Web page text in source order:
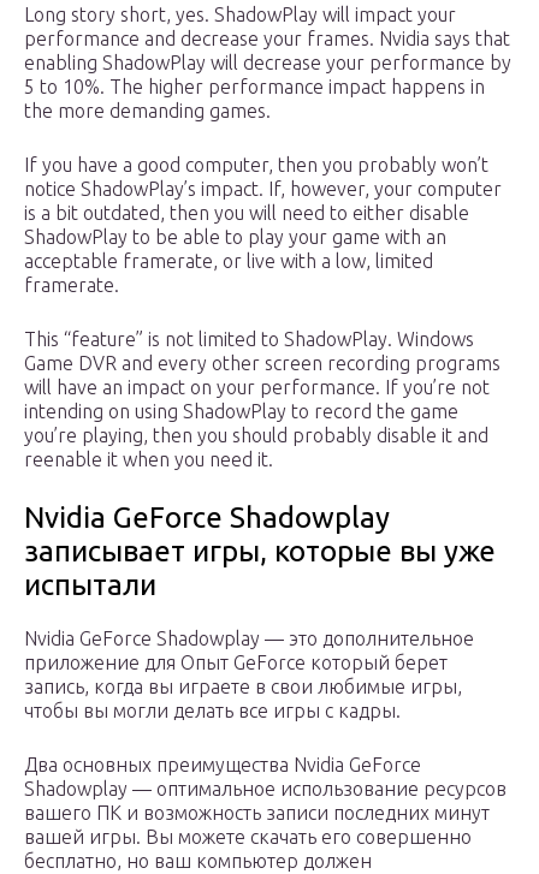
Long story short, yes. ShadowPlay will impact your
performance and decrease your frames. Nvidia says that
enabling ShadowPlay will decrease your performance by
5 to 10%. The higher performance impact happens in
the more demanding games.
If you have a good computer, then you probably won’t
notice ShadowPlay’s impact. If, however, your computer
is a bit outdated, then you will need to either disable
ShadowPlay to be able to play your game with an
acceptable framerate, or live with a low, limited
framerate.
This “feature” is not limited to ShadowPlay. Windows
Game DVR and every other screen recording programs
will have an impact on your performance. If you’re not
intending on using ShadowPlay to record the game
you’re playing, then you should probably disable it and
reenable it when you need it.
Nvidia GeForce Shadowplay
записывает игры, которые вы уже
испытали
Nvidia GeForce Shadowplay — это дополнительное
приложение для Опыт GeForce который берет
запись, когда вы играете в свои любимые игры,
чтобы вы могли делать все игры с кадры.
Два основных преимущества Nvidia GeForce
Shadowplay — оптимальное использование ресурсов
вашего ПК и возможность записи последних минут
вашей игры. Вы можете скачать его совершенно
бесплатно, но ваш компьютер должен